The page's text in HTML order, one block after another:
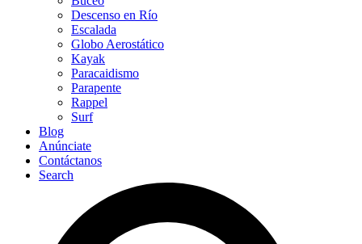
Descenso en Río
Escalada
Globo Aerostático
Kayak
Paracaidismo
Parapente
Rappel
Surf
Blog
Anúnciate
Contáctanos
Search